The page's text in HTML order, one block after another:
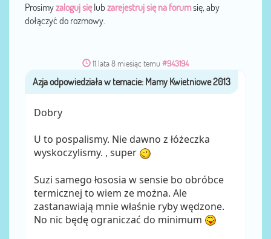
Prosimyzaloguj sięlub zarejestruj się na forumsię, aby
dołączyć do rozmowy.
11 lata 8 miesiąc temu #943194
przezAzja
Dobry
U to pospalismy. Nie dawno z łóżeczka
wyskoczylismy. , super
Suzi samego łososia w sensie bo obróbce
termicznej to wiem ze można. Ale
zastanawiają mnie właśnie ryby wędzone.
No nic będę ograniczać do minimum